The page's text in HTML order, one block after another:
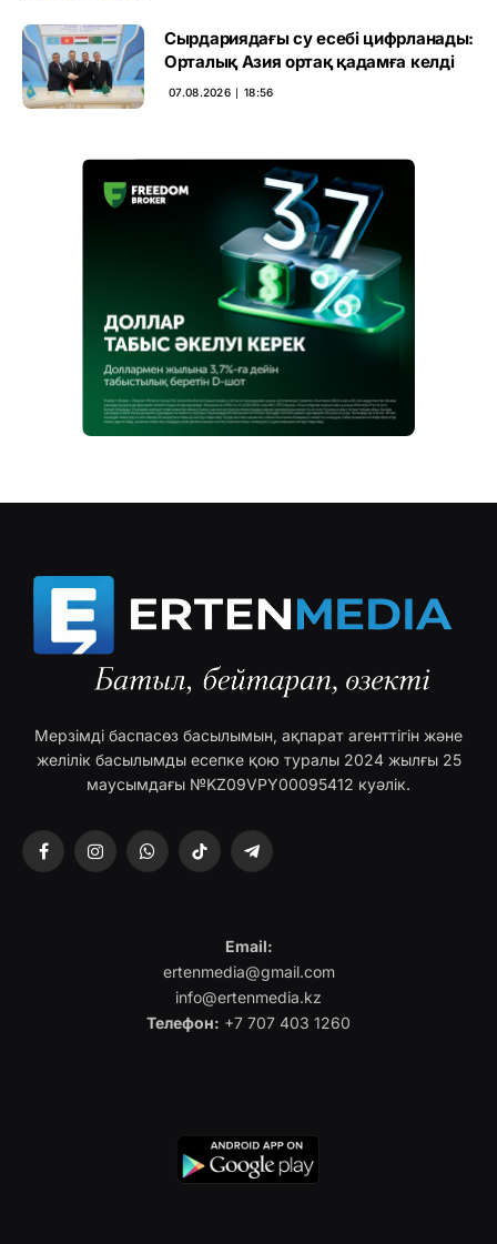
Сырдариядағы су есебі цифрланады:
Орталық Азия ортақ қадамға келді
07.08.2026 ∣ 18:56
Мерзімді баспасөз басылымын, ақпарат агенттігін және
желілік басылымды есепке қою туралы 2024 жылғы 25
маусымдағы №KZ09VPY00095412 куәлік.
FacebookInstagramWhatsAppTikTok Telegram
Email:
ertenmedia@gmail.com
info@ertenmedia.kz
Телефон: +7 707 403 1260